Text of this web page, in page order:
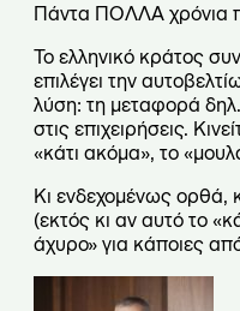
Πάντα ΠΟΛΛΑ χρόνια
Το ελληνικό κράτος
επιλέγει την
λύση: τη μεταφορά
στις επιχειρήσεις.
«κάτι ακόμα», το
Κι ενδεχομένως ορθά,
(εκτός κι αν αυτό το
άχυρο» για κάποιες